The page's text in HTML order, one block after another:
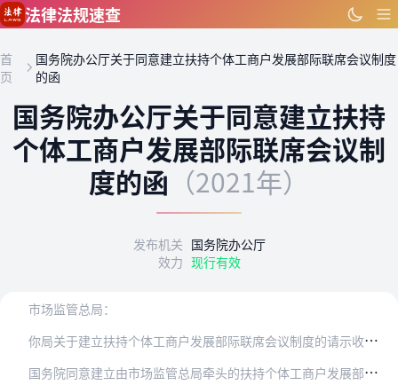
跳到主要内容
法律法规速查
首
页
国务院办公厅关于同意建立扶持个体工商户发展部际联席会议制度
的函
国务院办公厅关于同意建立扶持
个体工商户发展部际联席会议制
度的函 （2021年）
发布机关 国务院办公厅
效力 现行有效
市场监管总局：
你
局关于建立扶持个体工商户发展部际联席会议制度的请示收悉。经国务院同意，现函复如下：
国
务院同意建立由市场监管总局牵头的扶持个体工商户发展部际联席会议制度。联席会议不刻制印章，不正式行文，请按照有关文件精神认真组织开展工作。